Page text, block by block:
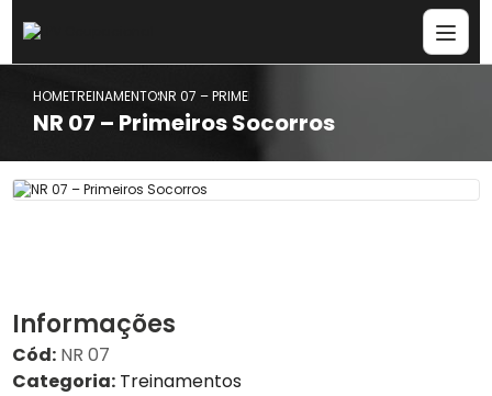
HOMETREINAMENTOSNR 07 – PRIMEIROS SOCORROS
NR 07 – Primeiros Socorros
Informações
Cód: NR 07
Categoria: Treinamentos